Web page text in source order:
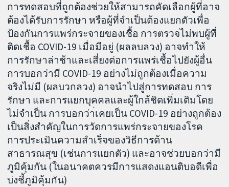
การทดสอบที่ถูกต้องช่วยให้สามารถคัดเลือกผู้ที่อาจ
ต้องได้รับการรักษา หรือผู้ที่จำเป็นต้องแยกตัวเพื่อ
ป้องกันการแพร่กระจายของเชื้อ การตรวจไม่พบผู้ที่
ติดเชื้อ COVID-19 เมื่อมีอยู่ (ผลลบลวง) อาจทำให้
การรักษาล่าช้าและเสี่ยงต่อการแพร่เชื้อไปยังผู้อื่น
การบอกว่ามี COVID-19 อย่างไม่ถูกต้องเมื่อความ
จริงไม่มี (ผลบวกลวง) อาจนำไปสู่การทดสอบ การ
รักษา และการแยกบุคคลและผู้ใกล้ชิดเพิ่มเติมโดย
ไม่จำเป็น การบอกว่า่เคยเป็น COVID-19 อย่างถูกต้อง
เป็นสิ่งสำคัญในการวัดการแพร่กระจายของโรค
การประเมินความสำเร็จของวิธีการด้าน
สาธารณสุข (เช่นการแยกตัว) และอาจช่วยบอกว่ามี
ภูมิคุ้มกัน (ในอนาคตควรมีการแสดงแอนติบอดีเพื่อ
บ่งชี้ภูมิคุ้มกัน)